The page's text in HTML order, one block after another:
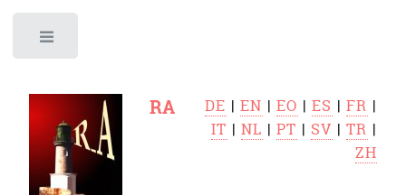
RA DE |EN |EO |ES |FR |
IT |NL |PT | SV |TR |
ZH